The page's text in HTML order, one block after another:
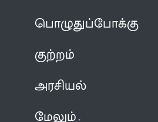
பொழுதுப்போக்கு
குற்றம்
அரசியல்
மேலும்